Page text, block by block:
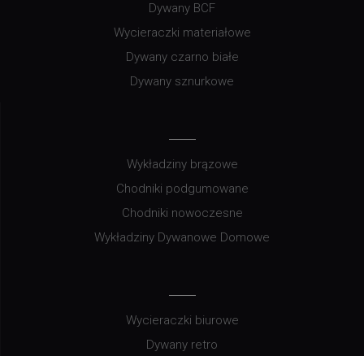
Dywany BCF
Wycieraczki materiałowe
Dywany czarno białe
Dywany sznurkowe
Wykładziny brązowe
Chodniki podgumowane
Chodniki nowoczesne
Wykładziny Dywanowe Domowe
Wycieraczki biurowe
Dywany retro